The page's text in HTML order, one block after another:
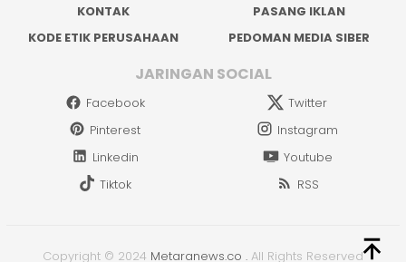
KONTAK
PASANG IKLAN
KODE ETIK PERUSAHAAN
PEDOMAN MEDIA SIBER
JARINGAN SOCIAL
Facebook
Twitter
Pinterest
Instagram
Linkedin
Youtube
Tiktok
RSS
Copyright © 2024 Metaranews.co . All Rights Reserved